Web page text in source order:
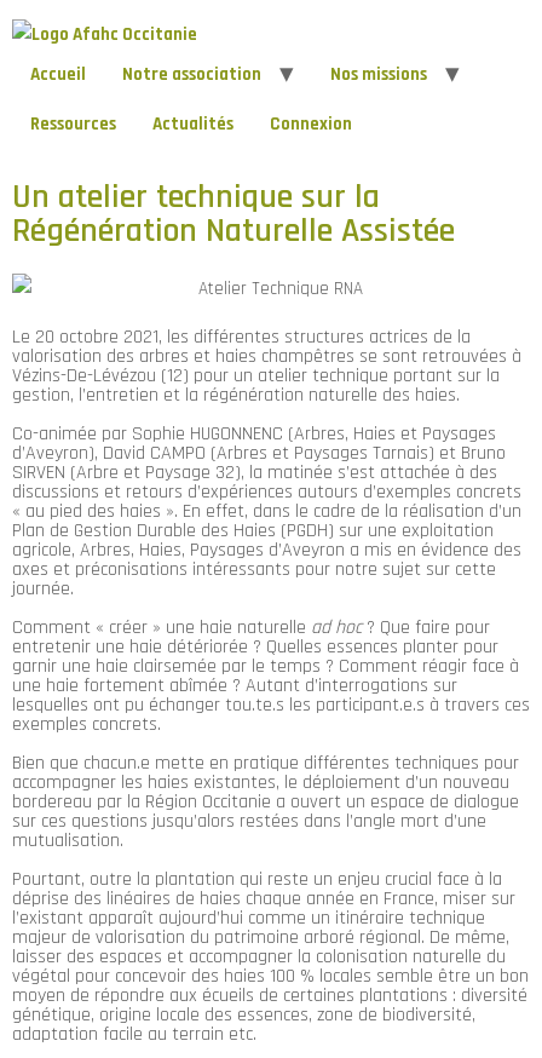
Accueil Notre association Nos missions
Ressources Actualités Connexion
Un atelier technique sur la
Régénération Naturelle Assistée
Le 20 octobre 2021, les différentes structures actrices de la
valorisation des arbres et haies champêtres se sont retrouvées à
Vézins-De-Lévézou (12) pour un atelier technique portant sur la
gestion, l’entretien et la régénération naturelle des haies.
Co-animée par Sophie HUGONNENC (Arbres, Haies et Paysages
d’Aveyron), David CAMPO (Arbres et Paysages Tarnais) et Bruno
SIRVEN (Arbre et Paysage 32), la matinée s’est attachée à des
discussions et retours d’expériences autours d’exemples concrets
« au pied des haies ». En effet, dans le cadre de la réalisation d’un
Plan de Gestion Durable des Haies (PGDH) sur une exploitation
agricole, Arbres, Haies, Paysages d’Aveyron a mis en évidence des
axes et préconisations intéressants pour notre sujet sur cette
journée.
Comment « créer » une haie naturelle ad hoc? Que faire pour
entretenir une haie détériorée ? Quelles essences planter pour
garnir une haie clairsemée par le temps ? Comment réagir face à
une haie fortement abîmée ? Autant d’interrogations sur
lesquelles ont pu échanger tou.te.s les participant.e.s à travers ces
exemples concrets.
Bien que chacun.e mette en pratique différentes techniques pour
accompagner les haies existantes, le déploiement d’un nouveau
bordereau par la Région Occitanie a ouvert un espace de dialogue
sur ces questions jusqu’alors restées dans l’angle mort d’une
mutualisation.
Pourtant, outre la plantation qui reste un enjeu crucial face à la
déprise des linéaires de haies chaque année en France, miser sur
l’existant apparaît aujourd’hui comme un itinéraire technique
majeur de valorisation du patrimoine arboré régional. De même,
laisser des espaces et accompagner la colonisation naturelle du
végétal pour concevoir des haies 100 % locales semble être un bon
moyen de répondre aux écueils de certaines plantations : diversité
génétique, origine locale des essences, zone de biodiversité,
adaptation facile au terrain etc.